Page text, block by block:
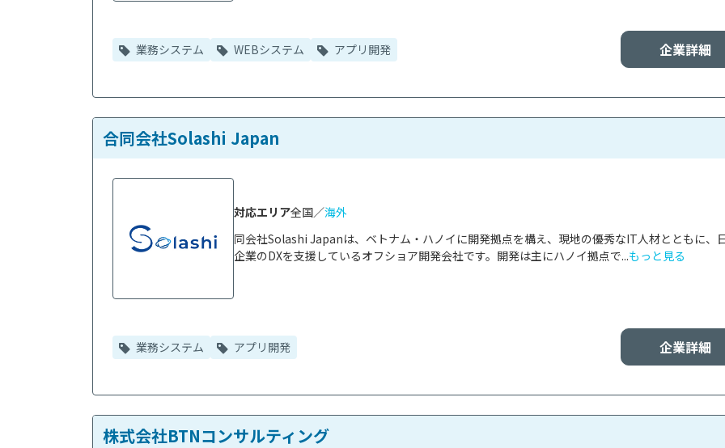
企業詳細
業務システム WEBシステム アプリ開発
合同会社Solashi Japan
同会社Solashi Japanは、ベトナム・ハノイに開発拠点を構え、現地の優秀なIT人材とともに、
企業のDXを支援しているオフショア開発会社です。開発は主にハノイ拠点で...もっと見る
対応エリア全国／海外
企業詳細
業務システム アプリ開発
株式会社BTNコンサルティング